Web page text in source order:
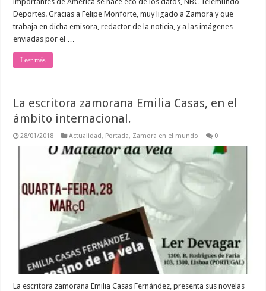
Deportes. Gracias a Felipe Monforte, muy ligado a Zamora y que
trabaja en dicha emisora, redactor de la noticia, y a las imágenes
enviadas por el …
Leer más
La escritora zamorana Emilia Casas, en el
ámbito internacional.
28/01/2018 Actualidad, Portada, Zamora en el mundo 0
La escritora zamorana Emilia Casas Fernández, presenta sus novelas